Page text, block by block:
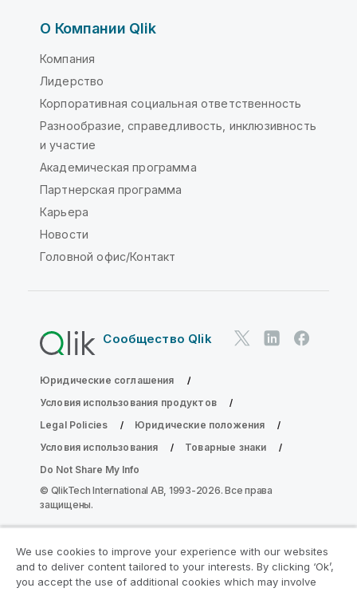
О Компании Qlik
Компания
Лидерство
Корпоративная социальная ответственность
Разнообразие, справедливость, инклюзивность
и участие
Академическая программа
Партнерская программа
Карьера
Новости
Головной офис/Контакт
Сообщество Qlik
Юридические соглашения
Условия использования продуктов
Legal Policies
Юридические положения
Условия использования
Товарные знаки
Do Not Share My Info
© QlikTech International AB, 1993-2026. Все права
защищены.
Присоединяйтесь к программе
модернизации аналитики
We use cookies to improve your experience with our websites
and to deliver content tailored to your interests. By clicking ‘Ok’,
you accept the use of additional cookies which may involve